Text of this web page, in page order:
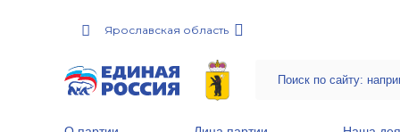
Ярославская область